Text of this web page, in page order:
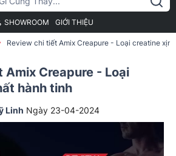
SHOWROOM GIỚI THIỆU
Review chi tiết Amix Creapure - Loại creatine xịn
Amix Creapure - Loại
hành tinh
Linh Ngày 23-04-2024